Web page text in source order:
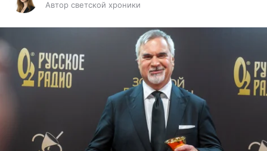
Автор светской хроники